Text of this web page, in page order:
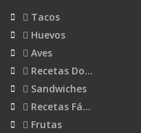
Tacos
Huevos
Aves
Recetas Do…
Sandwiches
Recetas Fá…
Frutas